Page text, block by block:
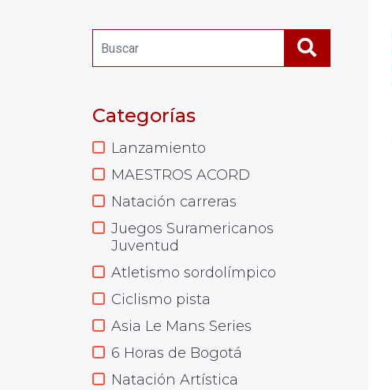
Categorías
Lanzamiento
MAESTROS ACORD
Natación carreras
Juegos Suramericanos
Juventud
Atletismo sordolímpico
Ciclismo pista
Asia Le Mans Series
6 Horas de Bogotá
Natación Artística